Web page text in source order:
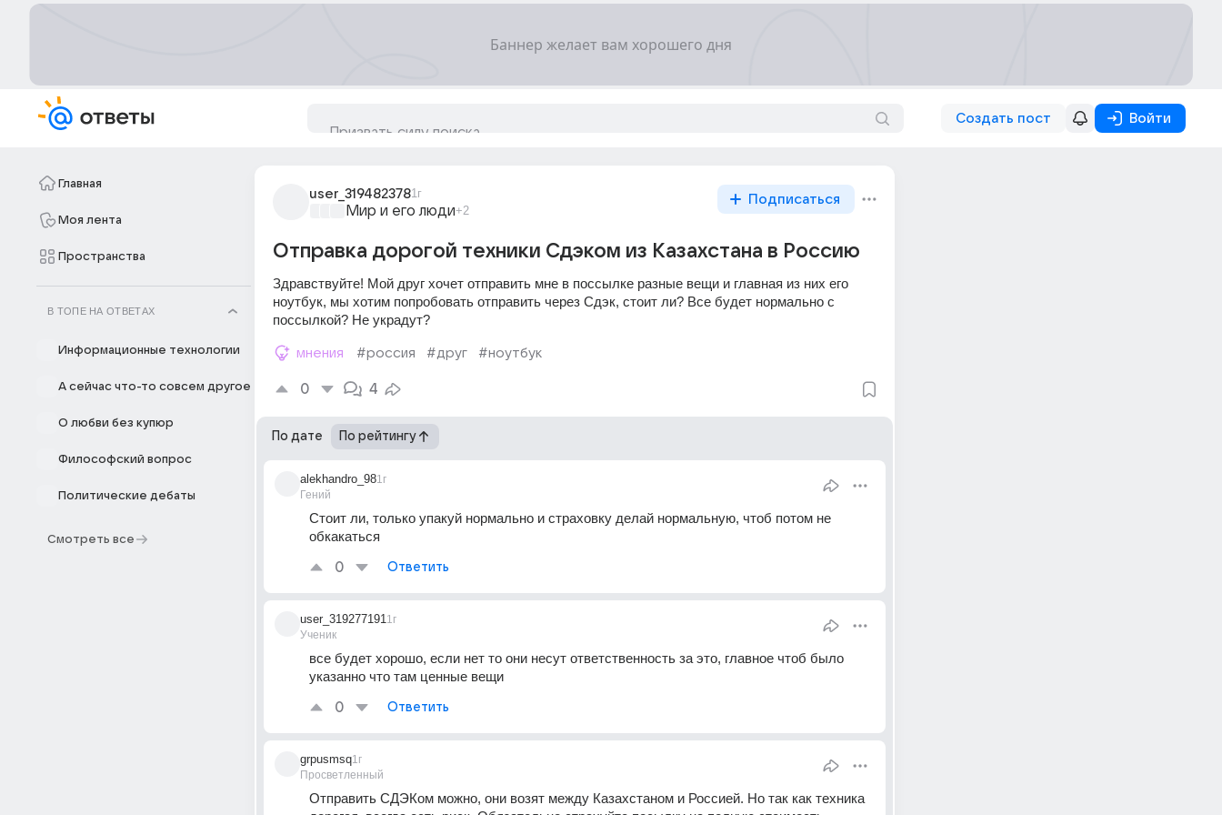
Создать пост Войти
Главная
Моя лента
Пространства
В ТОПЕ НА ОТВЕТАХ
Информационные технологии
А сейчас что-то совсем другое
О любви без купюр
Философский вопрос
Политические дебаты
Смотреть все
user_3194823781г
Мир и его люди+2
Подписаться
Отправка дорогой техники Сдэком из Казахстана в Россию
Здравствуйте! Мой друг хочет отправить мне в поссылке разные вещи и главная из них его
ноутбук, мы хотим попробовать отправить через Сдэк, стоит ли? Все будет нормально с
поссылкой? Не украдут?
мнения #россия #друг #ноутбук
0 4
По дате По рейтингу
alekhandro_98
Гений
1г
Стоит ли, только упакуй нормально и страховку делай нормальную, чтоб потом не
обкакаться
0 Ответить
user_319277191
Ученик
1г
все будет хорошо, если нет то они несут ответственность за это, главное чтоб было
указанно что там ценные вещи
0 Ответить
grpusmsq
Просветленный
1г
Отправить СДЭКом можно, они возят между Казахстаном и Россией. Но так как техника